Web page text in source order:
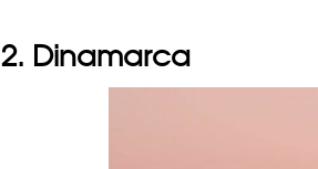
2. Dinamarca